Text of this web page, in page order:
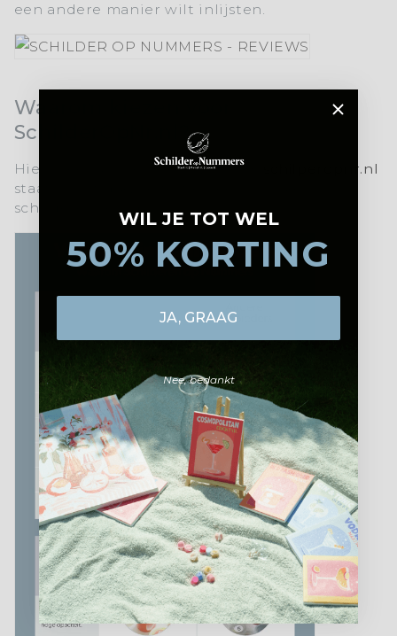
een andere manier wilt inlijsten.
Waarom kiezen voor
SchilderOpNr.nl?
Hier is een korte uitleg waarom
schilperopnr.nl
staat voor topkwaliteit en een unieke
schilderervaring:
WIL JE TOT WEL
50% KORTING
JA, GRAAG
Nee, bedankt